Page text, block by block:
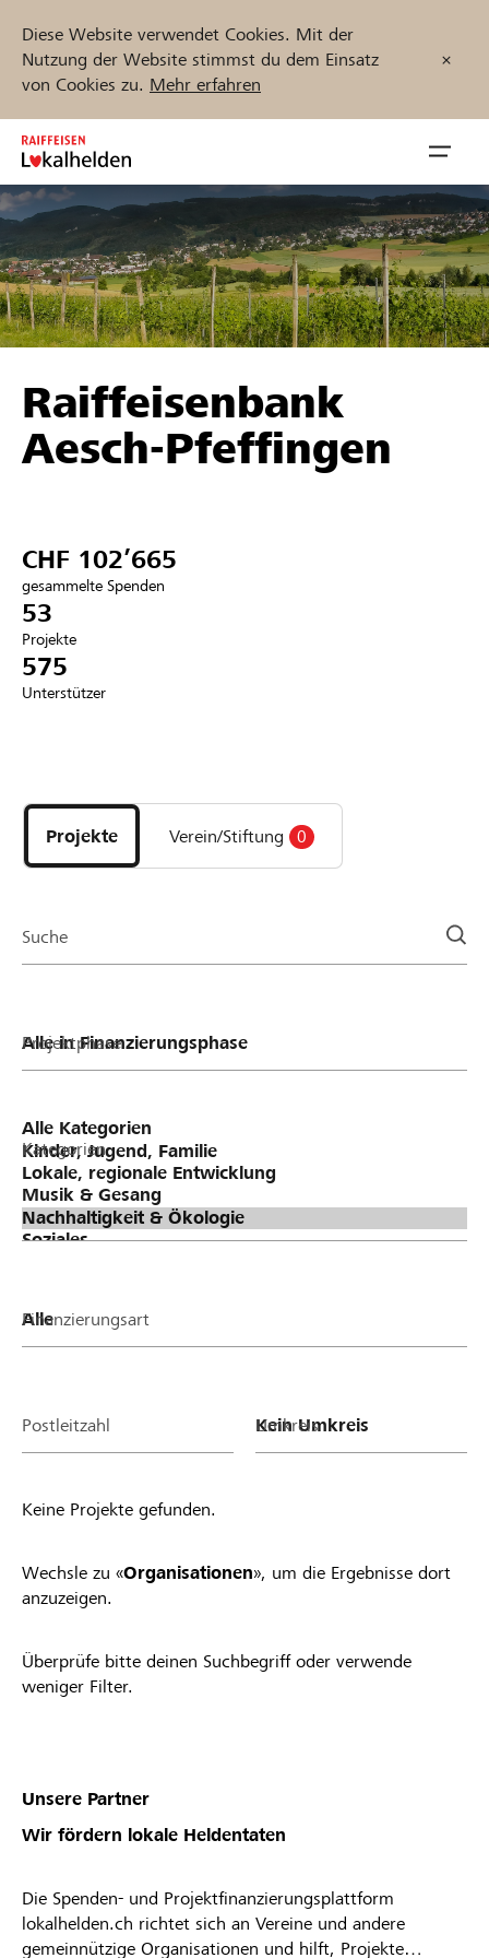
Diese Website verwendet Cookies. Mit der
Nutzung der Website stimmst du dem Einsatz
von Cookies zu. Mehr erfahren
Zum
Inhalt
springen
öffnen
Unterstützen
Hilfe & Support
Anmelden
Projekte und Organisationen finden
Jetzt starten
DE FR IT
Raiffeisenbank
Aesch-Pfeffingen
CHF 102’665
gesammelte Spenden
53
Projekte
575
Unterstützer
Projekte
und
Organisationen
Projekte Verein/Stiftung 0
Suche
Projektphase
Kategorien
Finanzierungsart
Postleitzahl Umkreis
Keine Projekte gefunden.
Wechsle zu «Organisationen», um die Ergebnisse dort
anzuzeigen.
Überprüfe bitte deinen Suchbegriff oder verwende
weniger Filter.
Unsere Partner
Wir fördern lokale Heldentaten
Die Spenden- und Projektfinanzierungsplattform
lokalhelden.ch richtet sich an Vereine und andere
gemeinnützige Organisationen und hilft, Projekte